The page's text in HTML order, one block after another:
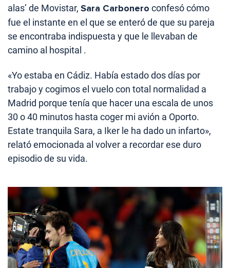
alas’ de Movistar, Sara Carbonero confesó cómo
fue el instante en el que se enteró de que su pareja
se encontraba indispuesta y que le llevaban de
camino al hospital .
«Yo estaba en Cádiz. Había estado dos días por
trabajo y cogimos el vuelo con total normalidad a
Madrid porque tenía que hacer una escala de unos
30 o 40 minutos hasta coger mi avión a Oporto.
Estate tranquila Sara, a Iker le ha dado un infarto»,
relató emocionada al volver a recordar ese duro
episodio de su vida.